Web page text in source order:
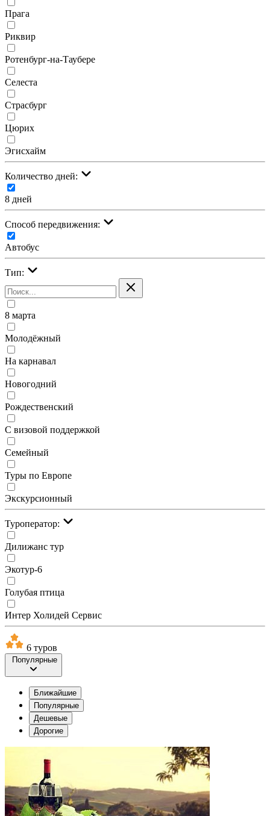
Прага
Риквир
Ротенбург-на-Таубере
Селеста
Страсбург
Цюрих
Эгисхайм
Количество дней:
8 дней
Cпособ передвижения:
Автобус
Тип:
8 марта
Молодёжный
На карнавал
Новогодний
Рождественский
С визовой поддержкой
Семейный
Туры по Европе
Экскурсионный
Туроператор:
Дилижанс тур
Экотур-6
Голубая птица
Интер Холидей Сервис
6 туров
Популярные
Ближайшие
Популярные
Дешевые
Дорогие